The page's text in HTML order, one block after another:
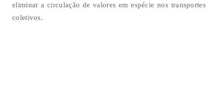
eliminar a circulação de valores em espécie nos transportes
coletivos.